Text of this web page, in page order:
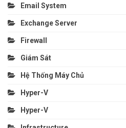
Email System
Exchange Server
Firewall
Giám Sát
Hệ Thống Máy Chủ
Hyper-V
Hyper-V